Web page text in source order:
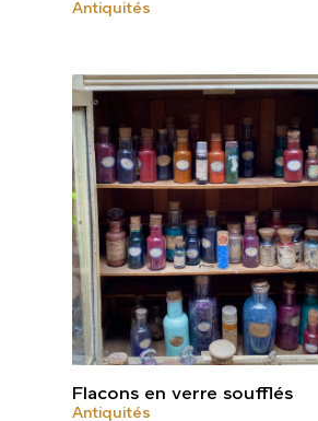
Antiquités
Flacons en verre soufflés
Antiquités